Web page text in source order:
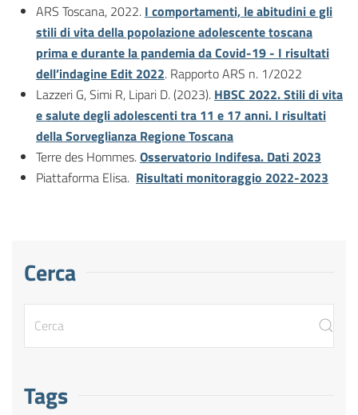
ARS Toscana, 2022. I comportamenti, le abitudini e gli
stili di vita della popolazione adolescente toscana
prima e durante la pandemia da Covid-19 - I risultati
dell’indagine Edit 2022. Rapporto ARS n. 1/2022
Lazzeri G, Simi R, Lipari D. (2023). HBSC 2022. Stili di vita
e salute degli adolescenti tra 11 e 17 anni. I risultati
della Sorveglianza Regione Toscana
Terre des Hommes.Osservatorio Indifesa. Dati 2023
Piattaforma Elisa. Risultati monitoraggio 2022-2023
Cerca
Tags